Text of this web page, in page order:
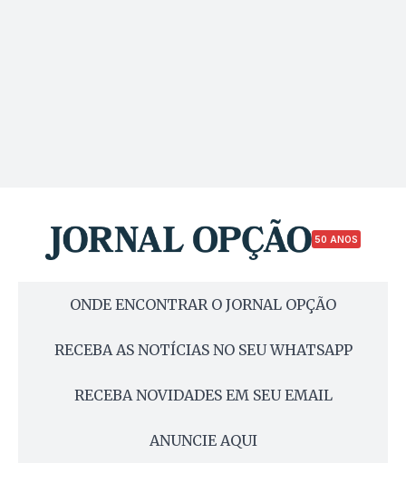
50 ANOS
ONDE ENCONTRAR O JORNAL OPÇÃO
RECEBA AS NOTÍCIAS NO SEU WHATSAPP
RECEBA NOVIDADES EM SEU EMAIL
ANUNCIE AQUI